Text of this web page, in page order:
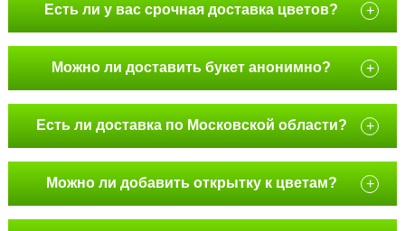
Есть ли у вас срочная доставка цветов? +
Можно ли доставить букет анонимно? +
Есть ли доставка по Московской области? +
Можно ли добавить открытку к цветам? +